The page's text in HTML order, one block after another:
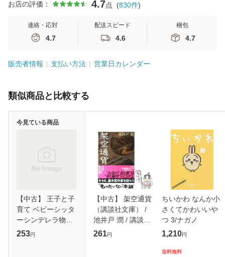
お店の評価： 4.7点 (830件)
連絡・応対
4.7
配送スピード
4.6
梱包
4.7
販売者情報 支払い方法 営業日カレンダー
類似商品と比較する
【中古】 王子と子
育て ベビーシッタ
ーシンデレラ物語
（セシル文庫） /
253円
今見ている商品
【中古】 架空通貨
（講談社文庫） /
池井戸 潤 / 講談社
[文庫]【メール便送
261円
ちいかわ なんか小
さくてかわいいや
つ 3/ナガノ
1,210円
送料無料